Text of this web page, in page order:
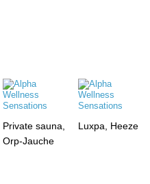
Private sauna,
Orp-Jauche
Luxpa, Heeze